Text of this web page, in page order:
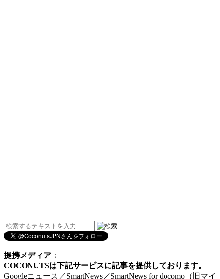
提携メディア：
COCONUTSは下記サービスに記事を提供しております。
Googleニュース／SmartNews／SmartNews for docomo（旧マイ